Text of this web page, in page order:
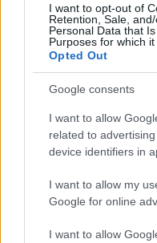
I want to opt-out of
Retention, Sale,
Personal Data that
Purposes for which it
Opted Out
Google consents
I want to allow
related to
device identifiers in
I want to allow my
Google for online
I want to allow
RALI / 2026. MÁJ. 31.
Ogier
Solberg
a bajnoki
Elfyn Evans idei második
világbajnokság japán